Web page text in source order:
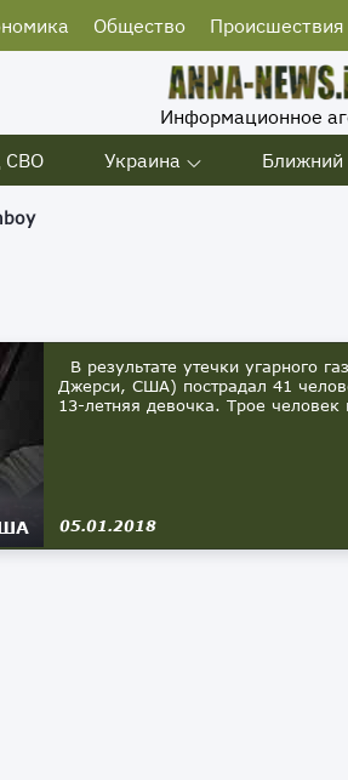
Общество Происшествия
Информационное
СВО Украина Ближний
В результате утечки угарного
Джерси, США) пострадал 41
13-летняя девочка. Трое
05.01.2018